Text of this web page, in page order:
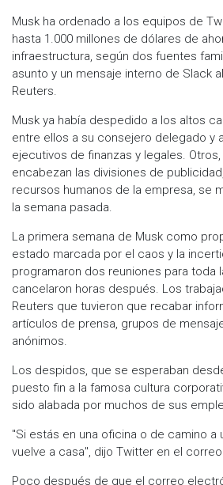
Musk ha ordenado a los equipos de
hasta 1.000 millones de dólares de
infraestructura, según dos fuentes
asunto y un mensaje interno de Slack
Reuters.
Musk ya había despedido a los altos
entre ellos a su consejero delegado y
ejecutivos de finanzas y legales.
encabezan las divisiones de
recursos humanos de la empresa, se
la semana pasada.
La primera semana de Musk como
estado marcada por el caos y la
programaron dos reuniones para toda
cancelaron horas después. Los
Reuters que tuvieron que recabar
artículos de prensa, grupos de
anónimos.
Los despidos, que se esperaban
puesto fin a la famosa cultura
sido alabada por muchos de sus
"Si estás en una oficina o de camino a
vuelve a casa", dijo Twitter en el
Poco después de que el correo